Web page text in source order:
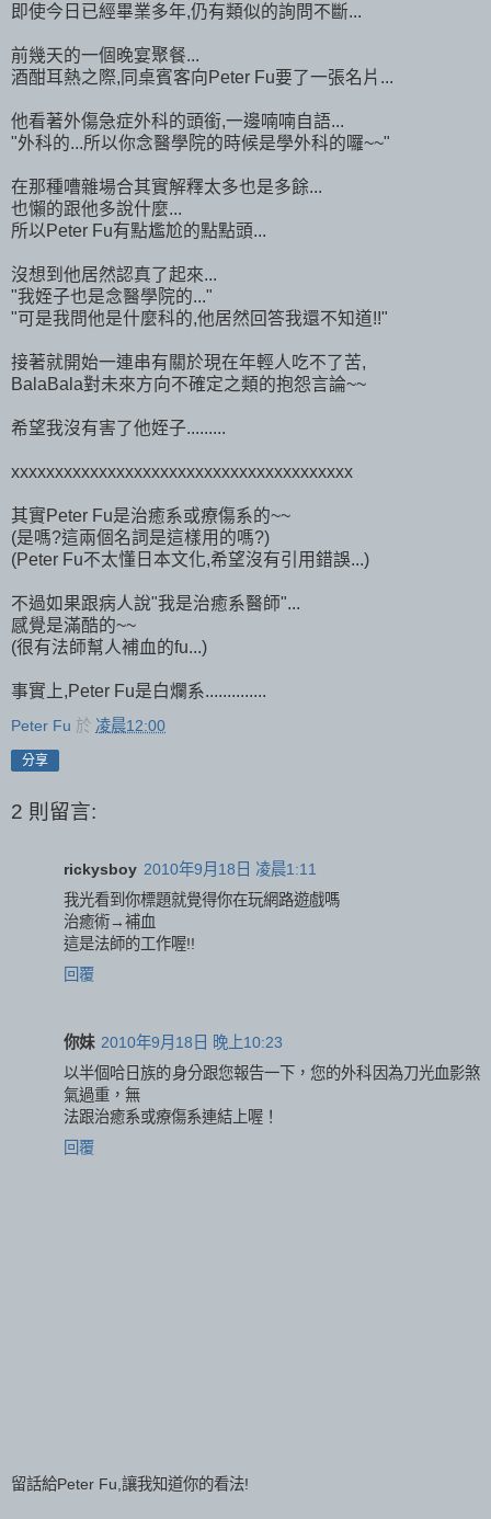
即使今日已經畢業多年,仍有類似的詢問不斷...
前幾天的一個晚宴聚餐...
酒酣耳熱之際,同桌賓客向Peter Fu要了一張名片...
他看著外傷急症外科的頭銜,一邊喃喃自語...
"外科的...所以你念醫學院的時候是學外科的囉~~"
在那種嘈雜場合其實解釋太多也是多餘...
也懶的跟他多說什麼...
所以Peter Fu有點尷尬的點點頭...
沒想到他居然認真了起來...
"我姪子也是念醫學院的..."
"可是我問他是什麼科的,他居然回答我還不知道!!"
接著就開始一連串有關於現在年輕人吃不了苦,
BalaBala對未來方向不確定之類的抱怨言論~~
希望我沒有害了他姪子.........
xxxxxxxxxxxxxxxxxxxxxxxxxxxxxxxxxxxxxxx
其實Peter Fu是治癒系或療傷系的~~
(是嗎?這兩個名詞是這樣用的嗎?)
(Peter Fu不太懂日本文化,希望沒有引用錯誤...)
不過如果跟病人說"我是治癒系醫師"...
感覺是滿酷的~~
(很有法師幫人補血的fu...)
事實上,Peter Fu是白爛系..............
Peter Fu 於 凌晨12:00
分享
2 則留言:
rickysboy 2010年9月18日 凌晨1:11
我光看到你標題就覺得你在玩網路遊戲嗎
治癒術→補血
這是法師的工作喔!!
回覆
你妹 2010年9月18日 晚上10:23
以半個哈日族的身分跟您報告一下，您的外科因為刀光血影煞
氣過重，無
法跟治癒系或療傷系連結上喔！
回覆
留話給Peter Fu,讓我知道你的看法!